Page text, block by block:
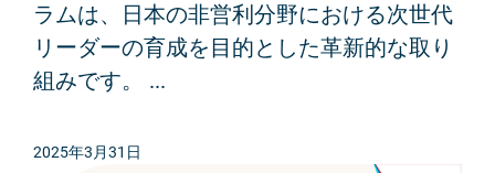
ラムは、日本の非営利分野における次世代
リーダーの育成を目的とした革新的な取り
組みです。 ...
2025年3月31日